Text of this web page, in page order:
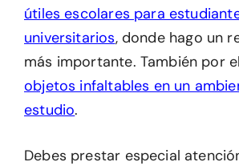
útiles escolares para
universitarios, donde hago un
más importante. También por
objetos infaltables en un
estudio.
Debes prestar especial